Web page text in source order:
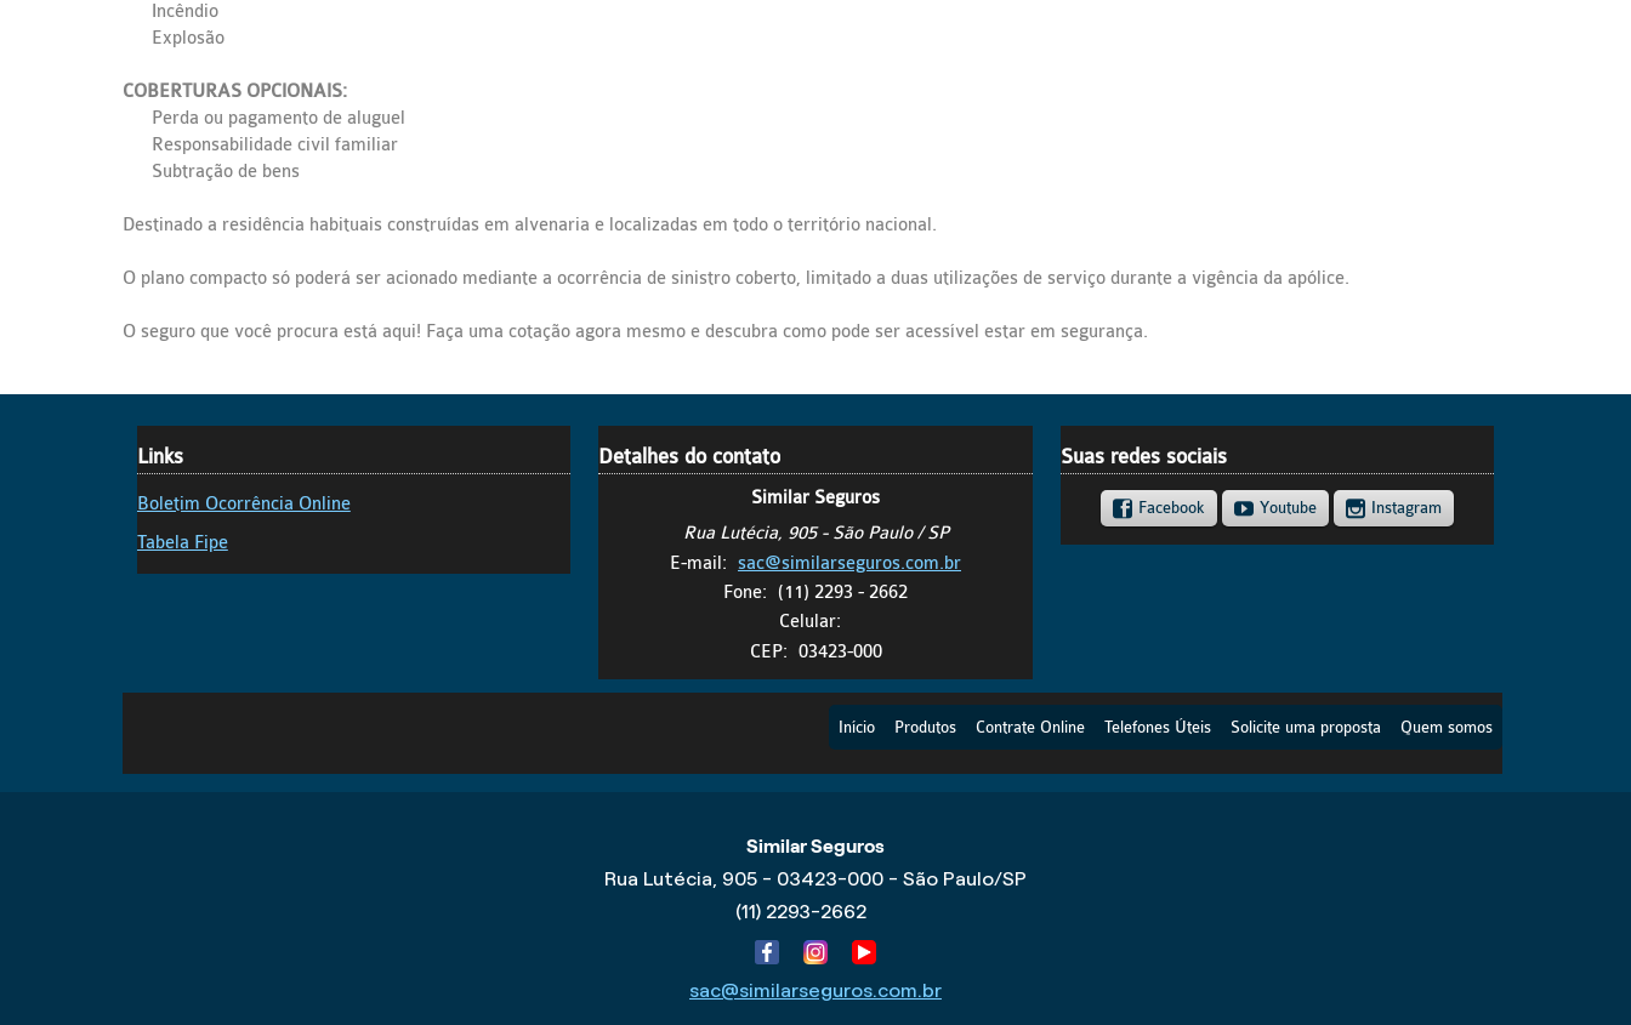
Incêndio
Explosão
COBERTURAS OPCIONAIS:
Perda ou pagamento de aluguel
Responsabilidade civil familiar
Subtração de bens
Destinado a residência habituais construídas em alvenaria e localizadas em todo o território nacional.
O plano compacto só poderá ser acionado mediante a ocorrência de sinistro coberto, limitado a duas utilizações de serviço durante a vigência da apólice.
O seguro que você procura está aqui! Faça uma cotação agora mesmo e descubra como pode ser acessível estar em segurança.
Links
Boletim Ocorrência Online
Tabela Fipe
Detalhes do contato
Similar Seguros
Rua Lutécia, 905 - São Paulo / SP
E-mail: sac@similarseguros.com.br
Fone:
(11) 2293 - 2662
Celular:
CEP: 03423-000
Suas redes sociais
Facebook Youtube Instagram
Início Produtos Contrate Online Telefones Úteis Solicite uma proposta Quem somos
Similar Seguros
Rua Lutécia, 905 - 03423-000 - São Paulo/SP
(11) 2293-2662
sac@similarseguros.com.br